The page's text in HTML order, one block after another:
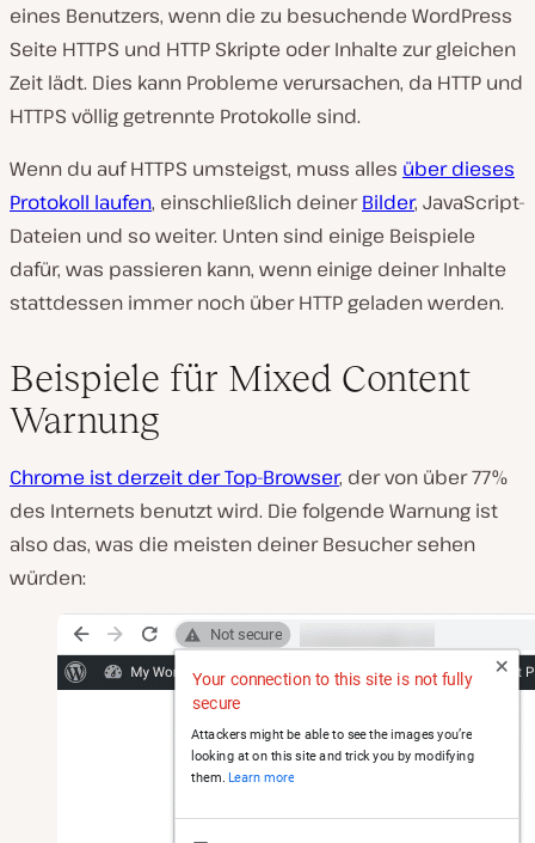
o
a
b
s
p
i
e
eines Benutzers, wenn die zu besuchende WordPress
Seite HTTPS und HTTP Skripte oder Inhalte zur gleichen
Zeit lädt. Dies kann Probleme verursachen, da HTTP und
HTTPS völlig getrennte Protokolle sind.
Wenn du auf HTTPS umsteigst, muss alles über dieses
Protokoll laufen, einschließlich deinerBilder, JavaScript-
Dateien und so weiter. Unten sind einige Beispiele
dafür, was passieren kann, wenn einige deiner Inhalte
stattdessen immer noch über HTTP geladen werden.
Beispiele für Mixed Content
Warnung
Chrome ist derzeit der Top-Browser, der von über 77%
des Internets benutzt wird. Die folgende Warnung ist
also das, was die meisten deiner Besucher sehen
würden: